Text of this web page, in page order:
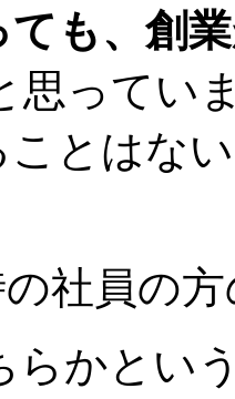
も、創
思ってい
ことはな
社員の方
らかとい